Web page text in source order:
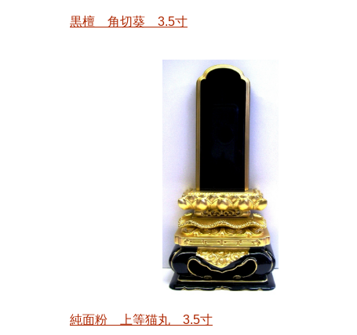
黒檀 角切葵 3.5寸
純面粉 上等猫丸 3.5寸